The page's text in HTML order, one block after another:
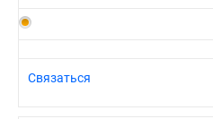
Связаться